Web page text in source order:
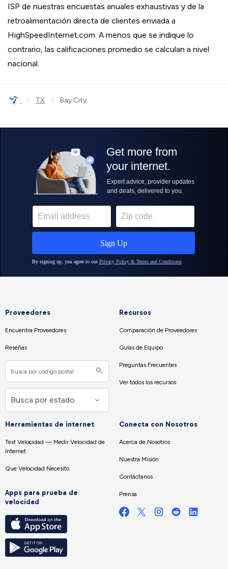
ISP de nuestras encuestas anuales exhaustivas y de la
retroalimentación directa de clientes enviada a
HighSpeedInternet.com. A menos que se indique lo
contrario, las calificaciones promedio se calculan a nivel
nacional.
› TX › Bay City
Proveedores
Encuentra Proveedores
Reseñas
Recursos
Comparación de Proveedores
Guías de Equipo
Preguntas Frecuentes
Ver todos los recursos
Herramientas de internet
Test Velocidad — Medir Velocidad de
Internet
Que Velocidad Necesito
Apps para prueba de
velocidad
Conecta con Nosotros
Acerca de Nosotros
Nuestra Misión
Contáctanos
Prensa